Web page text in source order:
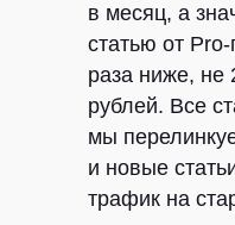
в месяц, а
статью от
раза ниже, не
рублей. Все
мы
и новые
трафик на
Клиентам